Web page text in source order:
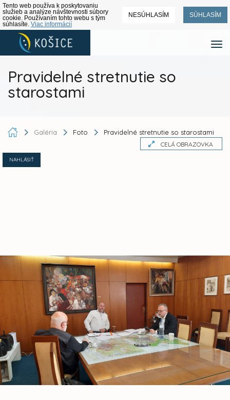
Tento web používa k poskytovaniu
služieb a analýze návštevnosti súbory
cookie. Používaním tohto webu s tým
súhlasíte. Viac informácií
NESÚHLASÍM SÚHLASÍM
Pravidelné stretnutie so
starostami
Galéria Foto Pravidelné stretnutie so starostami
CELÁ OBRAZOVKA
NAHLÁSIŤ